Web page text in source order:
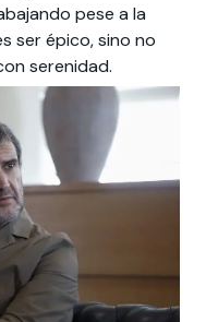
pese a la
ser épico, sino no
serenidad.